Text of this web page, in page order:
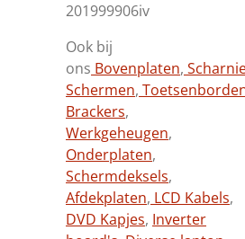
201999906iv
Ook bij
ons Bovenplaten,
Schermen,
Brackers,
Werkgeheugen,
Onderplaten,
Schermdeksels,
Afdekplaten, LCD Kabels,
DVD Kapjes, Inverter